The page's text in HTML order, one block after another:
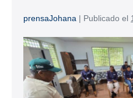
prensaJohana | Publicado el